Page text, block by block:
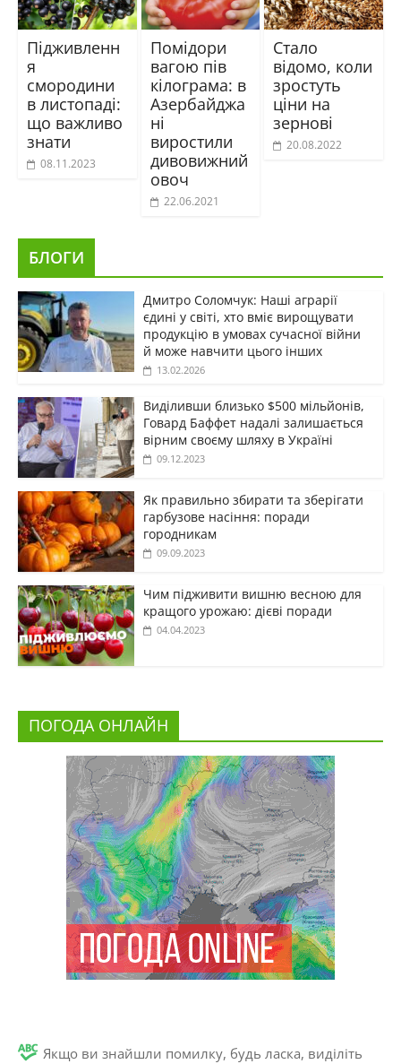
Підживленн
я
смородини
в листопаді:
що важливо
знати
08.11.2023
Помідори
вагою пів
кілограма: в
Азербайджа
ні
виростили
дивовижний
овоч
22.06.2021
Стало
відомо, коли
зростуть
ціни на
зернові
20.08.2022
БЛОГИ
Дмитро Соломчук: Наші аграрії
єдині у світі, хто вміє вирощувати
продукцію в умовах сучасної війни
й може навчити цього інших
13.02.2026
Виділивши близько $500 мільйонів,
Говард Баффет надалі залишається
вірним своєму шляху в Україні
09.12.2023
Як правильно збирати та зберігати
гарбузове насіння: поради
городникам
09.09.2023
Чим підживити вишню весною для
кращого урожаю: дієві поради
04.04.2023
ПОГОДА ОНЛАЙН
Якщо ви знайшли помилку, будь ласка, виділіть